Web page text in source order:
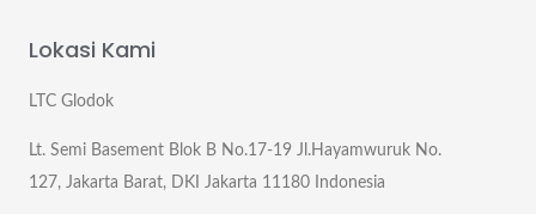
Lokasi Kami
LTC Glodok
Lt. Semi Basement Blok B No.17-19 Jl.Hayamwuruk No.
127, Jakarta Barat, DKI Jakarta 11180 Indonesia